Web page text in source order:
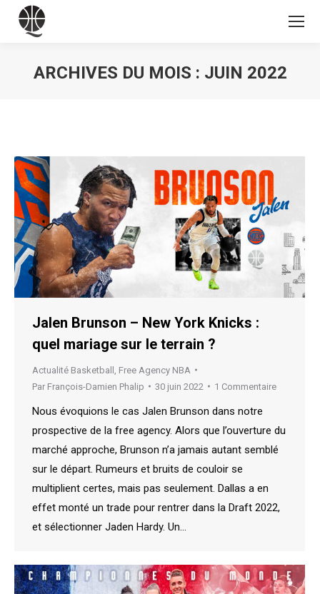
ARCHIVES DU MOIS : JUIN 2022
Jalen Brunson – New York Knicks :
quel mariage sur le terrain ?
Actualité Basketball
Free Agency NBA
Par François-Damien Phalip 30 juin 2022 1 Commentaire
Nous évoquions le cas Jalen Brunson dans notre
prospective de la free agency. Alors que l’ouverture du
marché approche, Brunson n’a jamais autant semblé
sur le départ. Rumeurs et bruits de couloir se
multiplient certes, mais pas seulement. Dallas a en
effet monté un trade pour rentrer dans la Draft 2022,
et sélectionner Jaden Hardy. Un…